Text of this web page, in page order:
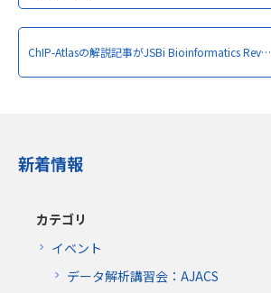
ChIP-Atlasの解説記事がJSBi Bioinformatics Rev…
新着情報
カテゴリ
イベント
データ解析講習会：AJACS